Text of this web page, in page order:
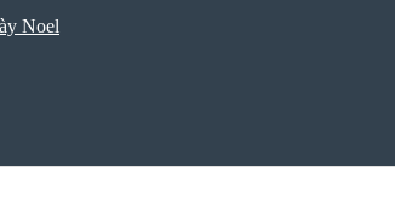
Noel